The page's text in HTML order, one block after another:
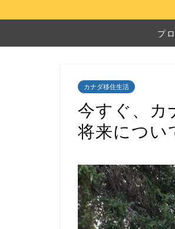
プ
カナダ移住生活
今すぐ、カ
将来につい